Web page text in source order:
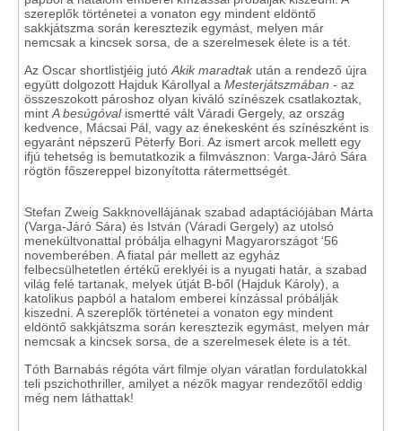
szereplők történetei a vonaton egy mindent eldöntő
sakkjátszma során keresztezik egymást, melyen már
nemcsak a kincsek sorsa, de a szerelmesek élete is a tét.
Az Oscar shortlistjéig jutó Akik maradtakután a rendező újra
együtt dolgozott Hajduk Károllyal a Mesterjátszmában - az
összeszokott pároshoz olyan kiváló színészek csatlakoztak,
mint A besúgóvalismertté vált Váradi Gergely, az ország
kedvence, Mácsai Pál, vagy az énekesként és színészként is
egyaránt népszerű Péterfy Bori. Az ismert arcok mellett egy
ifjú tehetség is bemutatkozik a filmvásznon: Varga-Járó Sára
rögtön főszereppel bizonyította rátermettségét.
Stefan Zweig Sakknovellájának szabad adaptációjában Márta
(Varga-Járó Sára) és István (Váradi Gergely) az utolsó
menekültvonattal próbálja elhagyni Magyarországot ‘56
novemberében. A fiatal pár mellett az egyház
felbecsülhetetlen értékű ereklyéi is a nyugati határ, a szabad
világ felé tartanak, melyek útját B-ből (Hajduk Károly), a
katolikus papból a hatalom emberei kínzással próbálják
kiszedni. A szereplők történetei a vonaton egy mindent
eldöntő sakkjátszma során keresztezik egymást, melyen már
nemcsak a kincsek sorsa, de a szerelmesek élete is a tét.
Tóth Barnabás régóta várt filmje olyan váratlan fordulatokkal
teli pszichothriller, amilyet a nézők magyar rendezőtől eddig
még nem láthattak!